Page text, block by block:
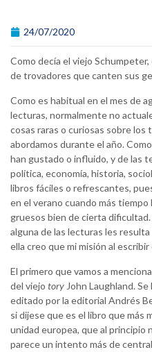
24/07/2020
Como decía el viejo
de trovadores que canten sus
Como es habitual en el mes de
lecturas, normalmente no
cosas raras o curiosas sobre
abordamos durante el año.
han gustado o influido, y de las
política, economía, historia,
libros fáciles o refrescantes,
en el verano cuando más
gruesos bien de cierta
alguna de las lecturas les
ella creo que mi misión al
El primero que vamos a
del viejo tory John Laughland. Se
editado por la editorial Andrés
si dijese que es el libro que más
unidad europea, que al principio
parece un intento más de